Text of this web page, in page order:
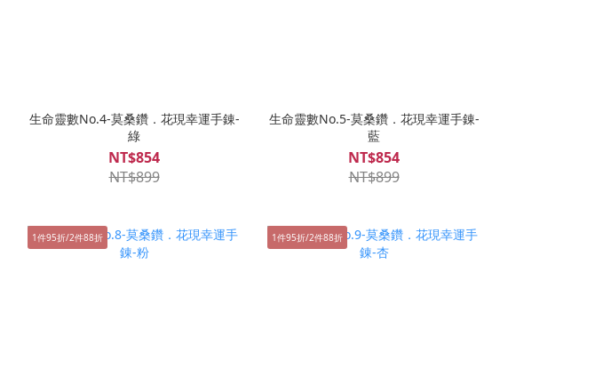
生命靈數No.4-莫桑鑽．花現幸運手錬-
綠
NT$854
NT$899
生命靈數No.5-莫桑鑽．花現幸運手錬-
藍
NT$854
NT$899
1件95折/2件88折 1件95折/2件88折